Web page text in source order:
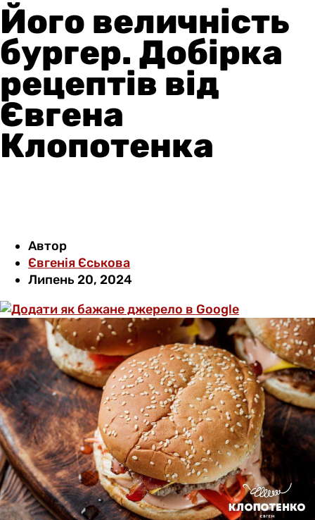
Його величність
бургер. Добірка
рецептів від
Євгена
Клопотенка
Автор
Євгенія Єськова
Липень 20, 2024